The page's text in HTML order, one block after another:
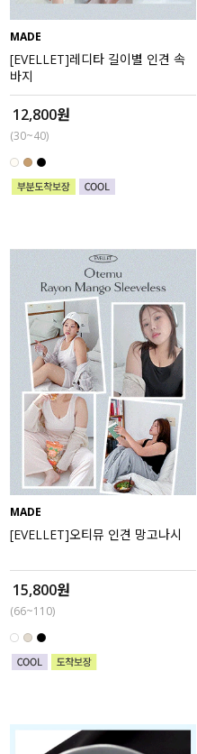
MADE
[EVELLET]레디타 길이별 인견 속
바지
12,800원
(30~40)
MADE
[EVELLET]오티뮤 인견 망고나시
15,800원
(66~110)